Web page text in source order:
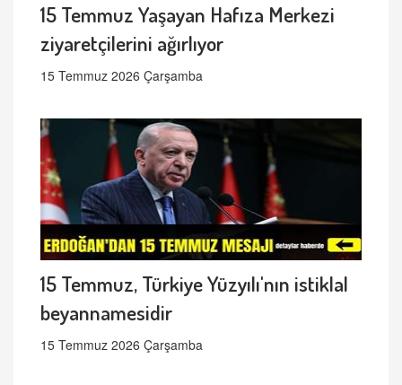
15 Temmuz Yaşayan Hafıza Merkezi
ziyaretçilerini ağırlıyor
15 Temmuz 2026 Çarşamba
15 Temmuz, Türkiye Yüzyılı'nın istiklal
beyannamesidir
15 Temmuz 2026 Çarşamba